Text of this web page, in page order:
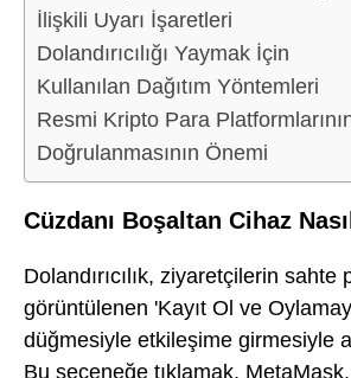
İlişkili Uyarı İşaretleri
Dolandırıcılığı Yaymak İçin
Kullanılan Dağıtım Yöntemleri
Resmi Kripto Para
Doğrulanmasının Önemi
Cüzdanı Boşaltan Cihaz
Dolandırıcılık, ziyaretçilerin sahte
görüntülenen 'Kayıt Ol ve
düğmesiyle etkileşime girmesiyle
Bu seçeneğe tıklamak,